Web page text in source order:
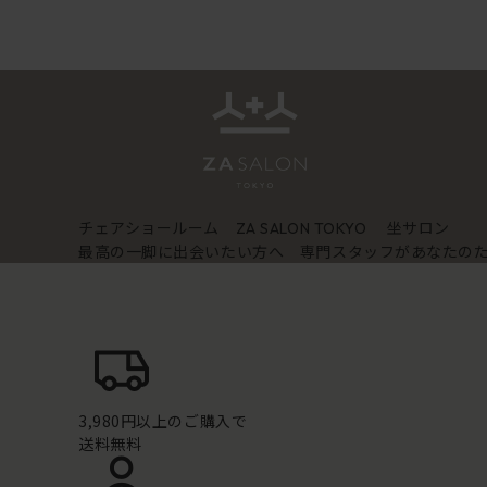
チェアショールーム ZA SALON TOKYO
坐サロン
最高の一脚に出会いたい方へ 専門スタッフがあなたの
3,980円以上のご購入で
送料無料